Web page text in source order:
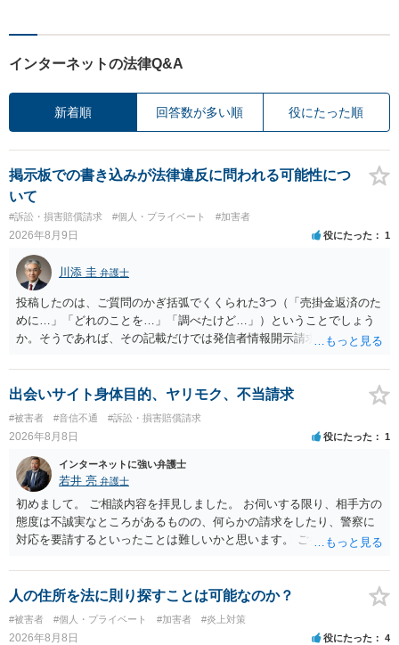
インターネットの法律Q&A
新着順 回答数が多い順 役にたった順
掲示板での書き込みが法律違反に問われる可能性につ
いて
#訴訟・損害賠償請求 #個人・プライベート #加害者
2026年8月9日 役にたった 1
川添 圭 弁護士
投稿したのは、ご質問のかぎ括弧でくくられた3つ（「売掛金返済のた
めに…」「どれのことを…」「調べたけど…」）ということでしょう
か。そうであれば、その記載だけでは発信者情報開示請求が認められ
ただ、「328が名誉毀損、偽計業務妨害、侮辱罪、ストーカー等に関す
る法律違反に該当するといわれ」とのことですので、ご質問に書かれ
ていない何らかの背景事情があれば、回答は180度変わるかもしれませ
ん。公開の場で詳細を投稿することは不適当と思われますので、弁護
士へ直接相談した方がよいでしょう。
出会いサイト身体目的、ヤリモク、不当請求
#被害者 #音信不通 #訴訟・損害賠償請求
2026年8月8日 役にたった 1
インターネットに強い弁護士
若井 亮 弁護士
初めまして。 ご相談内容を拝見しました。 お伺いする限り、相手方の
態度は不誠実なところがあるものの、何らかの請求をしたり、警察に
対応を要請するといったことは難しいかと思います。 ご参考になれば
人の住所を法に則り探すことは可能なのか？
#被害者 #個人・プライベート #加害者 #炎上対策
2026年8月8日 役にたった 4